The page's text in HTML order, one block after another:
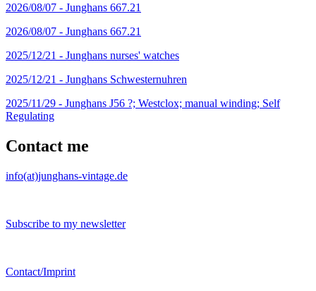
2026/08/07 - Junghans 667.21
2026/08/07 - Junghans 667.21
2025/12/21 - Junghans nurses' watches
2025/12/21 - Junghans Schwesternuhren
2025/11/29 - Junghans J56 ?; Westclox; manual winding; Self
Regulating
Contact me
info(at)junghans-vintage.de
Subscribe to my newsletter
Contact/Imprint